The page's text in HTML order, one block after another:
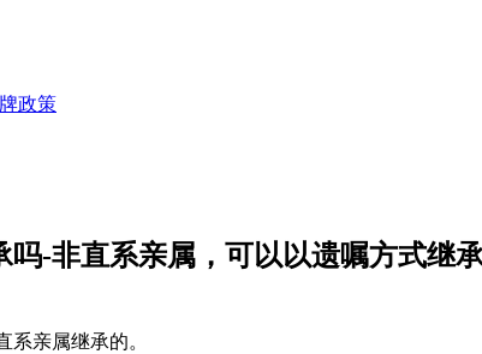
政策
-非直系亲属，可以以遗嘱方式继
系亲属继承的。